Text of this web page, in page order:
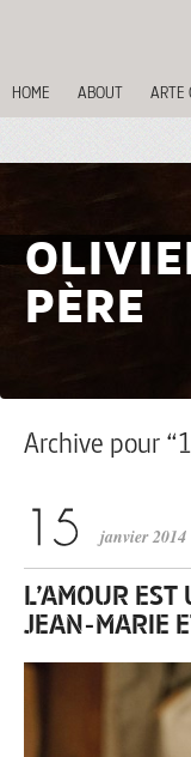
HOME ABOUT ARTE
PÈRE
Archive pour
janvier 2014
L’AMOUR
JEAN-MARIE